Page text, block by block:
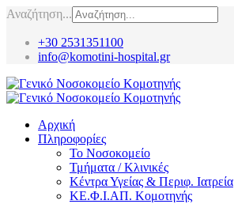
Αναζήτηση...
+30 2531351100
info@komotini-hospital.gr
Αρχική
Πληροφορίες
Το Νοσοκομείο
Τμήματα / Κλινικές
Κέντρα Υγείας & Περιφ. Ιατρεία
ΚΕ.Φ.Ι.ΑΠ. Κομοτηνής